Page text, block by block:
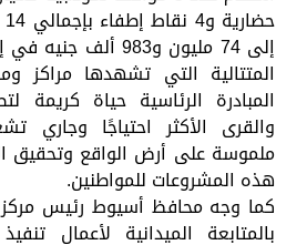
إلى 74 مليون و983
المتتالية التي تشهدها مراكز
المبادرة الرئاسية حياة كريمة
والقرى الأكثر احتياجًا وجاري
ملموسة على أرض الواقع وتحقيق
هذه المشروعات للمواطنين.
كما وجه محافظ أسيوط رئيس
بالمتابعة الميدانية لأعمال